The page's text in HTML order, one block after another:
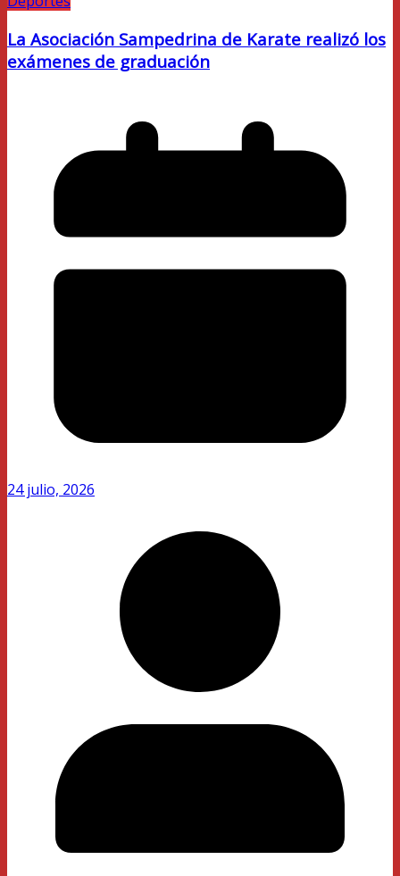
La Asociación Sampedrina de Karate realizó los
exámenes de graduación
24 julio, 2026